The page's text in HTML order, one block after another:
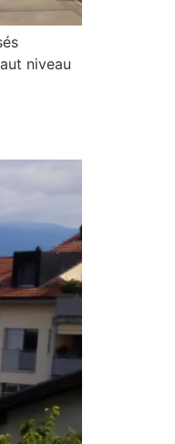
niveau